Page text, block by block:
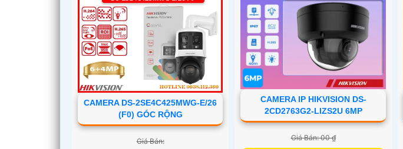
CAMERA DS-2SE4C425MWG-E/26
(F0) GÓC RỘNG
Giá Bán:
CAMERA IP HIKVISION DS-
2CD2763G2-LIZS2U 6MP
Giá Bán: 00 ₫